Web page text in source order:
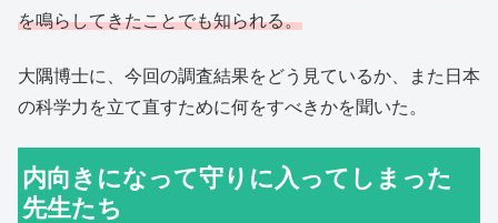
を鳴らしてきたことでも知られる。
大隅博士に、今回の調査結果をどう見ているか、また日本
の科学力を立て直すために何をすべきかを聞いた。
内向きになって守りに入ってしまった
先生たち